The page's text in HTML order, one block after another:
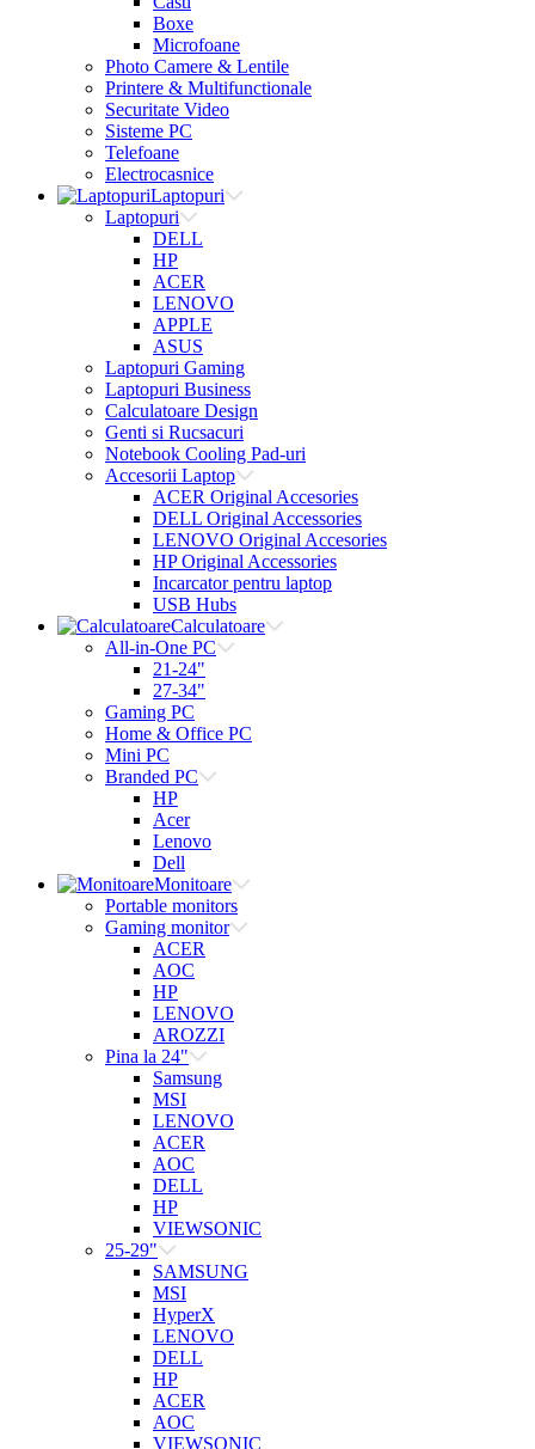
Boxe
Microfoane
Photo Camere & Lentile
Printere & Multifunctionale
Securitate Video
Sisteme PC
Telefoane
Electrocasnice
Laptopuri
Laptopuri
DELL
HP
ACER
LENOVO
APPLE
ASUS
Laptopuri Gaming
Laptopuri Business
Calculatoare Design
Genti si Rucsacuri
Notebook Cooling Pad-uri
Accesorii Laptop
ACER Original Accesories
DELL Original Accessories
LENOVO Original Accesories
HP Original Accessories
Incarcator pentru laptop
USB Hubs
Calculatoare
All-in-One PC
21-24"
27-34"
Gaming PC
Home & Office PC
Mini PC
Branded PC
HP
Acer
Lenovo
Dell
Monitoare
Portable monitors
Gaming monitor
ACER
AOC
HP
LENOVO
AROZZI
Pina la 24"
Samsung
MSI
LENOVO
ACER
AOC
DELL
HP
VIEWSONIC
25-29"
SAMSUNG
MSI
HyperX
LENOVO
DELL
HP
ACER
AOC
VIEWSONIC